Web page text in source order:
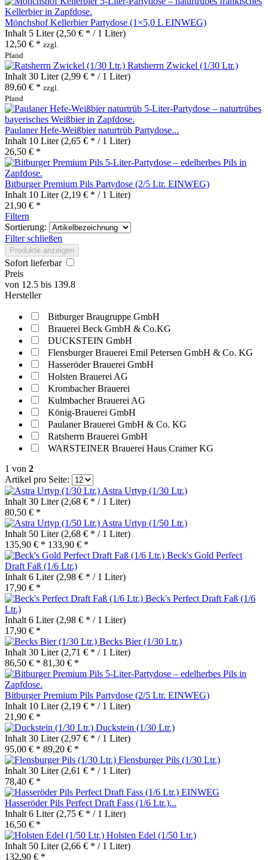
Mönchshof Kellerbier Partydose (1×5,0 L EINWEG)
Inhalt 5 Liter(2,50 € * / 1 Liter)
12,50 € * zzgl.
Pfand
Ratsherrn Zwickel (1/30 Ltr.)
Inhalt 30 Liter(2,99 € * / 1 Liter)
89,60 € * zzgl.
Pfand
Paulaner Hefe-Weißbier naturtrüb Partydose...
Inhalt 10 Liter(2,65 € * / 1 Liter)
26,50 € *
Bitburger Premium Pils Partydose (2/5 Ltr. EINWEG)
Inhalt 10 Liter(2,19 € * / 1 Liter)
21,90 € *
Filtern
Sortierung:
Filter schließen
Produkte anzeigen
Sofort lieferbar
Preis
von 12.5 bis 139.8
Hersteller
Bitburger Braugruppe GmbH
Brauerei Beck GmbH & Co.KG
DUCKSTEIN GmbH
Flensburger Brauerei Emil Petersen GmbH & Co. KG
Hasseröder Brauerei GmbH
Holsten Brauerei AG
Krombacher Brauerei
Kulmbacher Brauerei AG
König-Brauerei GmbH
Paulaner Brauerei GmbH & Co. KG
Ratsherrn Brauerei GmbH
WARSTEINER Brauerei Haus Cramer KG
1 von 2
Artikel pro Seite:
Astra Urtyp (1/30 Ltr.)
Inhalt 30 Liter(2,68 € * / 1 Liter)
80,50 € *
Astra Urtyp (1/50 Ltr.)
Inhalt 50 Liter(2,68 € * / 1 Liter)
135,90 € * 133,90 € *
Beck's Gold Perfect
Draft Faß (1/6 Ltr.)
Inhalt 6 Liter(2,98 € * / 1 Liter)
17,90 € *
Beck's Perfect Draft Faß (1/6
Ltr.)
Inhalt 6 Liter(2,98 € * / 1 Liter)
17,90 € *
Becks Bier (1/30 Ltr.)
Inhalt 30 Liter(2,71 € * / 1 Liter)
86,50 € * 81,30 € *
Bitburger Premium Pils Partydose (2/5 Ltr. EINWEG)
Inhalt 10 Liter(2,19 € * / 1 Liter)
21,90 € *
Duckstein (1/30 Ltr.)
Inhalt 30 Liter(2,97 € * / 1 Liter)
95,00 € * 89,20 € *
Flensburger Pils (1/30 Ltr.)
Inhalt 30 Liter(2,61 € * / 1 Liter)
78,40 € *
Hasseröder Pils Perfect Draft Fass (1/6 Ltr.)...
Inhalt 6 Liter(2,75 € * / 1 Liter)
16,50 € *
Holsten Edel (1/50 Ltr.)
Inhalt 50 Liter(2,66 € * / 1 Liter)
132,90 € *